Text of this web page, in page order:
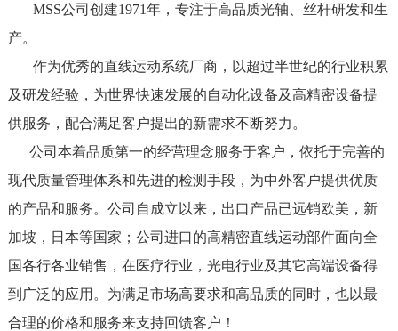
MSS公司创建1971年，专注于高品质光轴、丝杆研发和生
产。
作为优秀的直线运动系统厂商，以超过半世纪的行业积累
及研发经验，为世界快速发展的自动化设备及高精密设备提
供服务，配合满足客户提出的新需求不断努力。
公司本着品质第一的经营理念服务于客户，依托于完善的
现代质量管理体系和先进的检测手段，为中外客户提供优质
的产品和服务。公司自成立以来，出口产品已远销欧美，新
加坡，日本等国家；公司进口的高精密直线运动部件面向全
国各行各业销售，在医疗行业，光电行业及其它高端设备得
到广泛的应用。为满足市场高要求和高品质的同时，也以最
合理的价格和服务来支持回馈客户！